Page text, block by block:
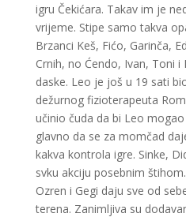
igru Čekićara. Takav im je
vrijeme. Stipe samo takva
Brzanci Keš, Fićo, Garinča,
Crnih, no Ćendo, Ivan, Toni
daske. Leo je još u 19 sati
dežurnog fizioterapeuta
učinio čuda da bi Leo
glavno da se za momčad
kakva kontrola igre. Sinke,
svku akciju posebnim
Ozren i Gegi daju sve od
terena. Zanimljiva su